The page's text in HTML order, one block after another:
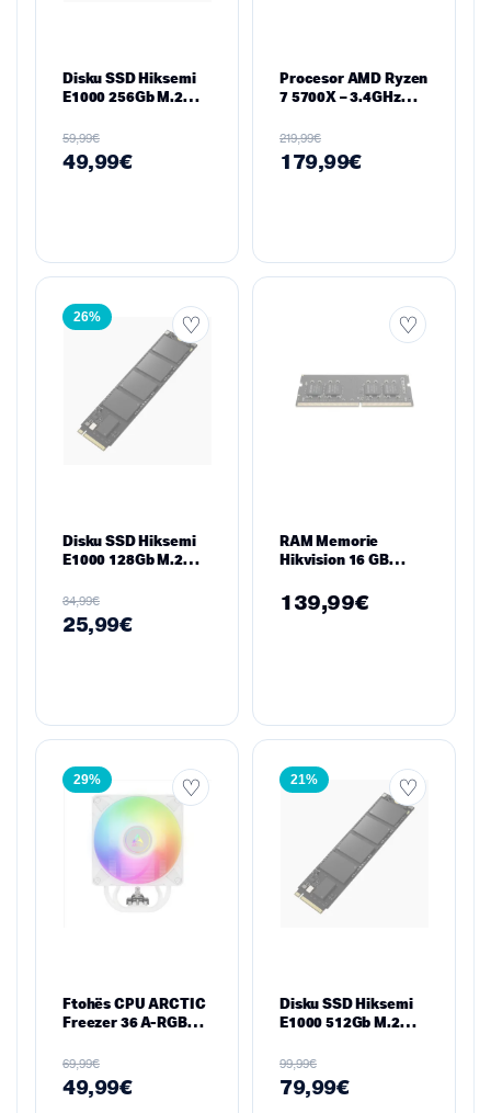
Disku SSD Hiksemi
E1000 256Gb M.2
59,99€
49,99€
Procesor AMD Ryzen
7 5700X – 3.4GHz
8 Core / 16 Thread,
36MB Cache, 65W
TDP
219,99€
179,99€
26%
Disku SSD Hiksemi
E1000 128Gb M.2
34,99€
25,99€
RAM Memorie
Hikvision 16 GB
CL19 SO-DIMM – për
Laptop / Notebook
139,99€
29%
Ftohës CPU ARCTIC
Freezer 36 A-RGB
1700/1851 & AMD
AM4/AM5, Tower
Cooler me 2×120 mm
69,99€
49,99€
21%
Disku SSD Hiksemi
E1000 512Gb M.2
99,99€
79,99€